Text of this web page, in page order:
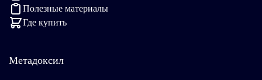
Метадоксил
Полезные материалы
Где купить